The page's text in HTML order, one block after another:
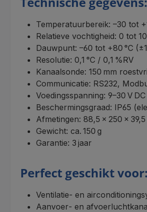
Temperatuurbereik: –30 tot
Relatieve vochtigheid: 0 tot
Dauwpunt: –60 tot +80 °C
Resolutie: 0,1 °C / 0,1 %RV
Kanaalsonde: 150 mm
Communicatie: RS232,
Voedingsspanning: 9–30 V DC
Beschermingsgraad: IP65
Afmetingen: 88,5 × 250 × 39,5
Gewicht: ca. 150 g
Garantie: 3 jaar
Perfect geschikt voor:
Ventilatie‑ en
Aanvoer‑ en